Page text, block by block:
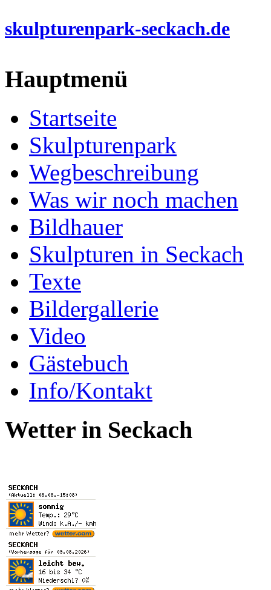
skulpturenpark-seckach.de
Hauptmenü
Startseite
Skulpturenpark
Wegbeschreibung
Was wir noch machen
Bildhauer
Skulpturen in Seckach
Texte
Bildergallerie
Video
Gästebuch
Info/Kontakt
Wetter in Seckach